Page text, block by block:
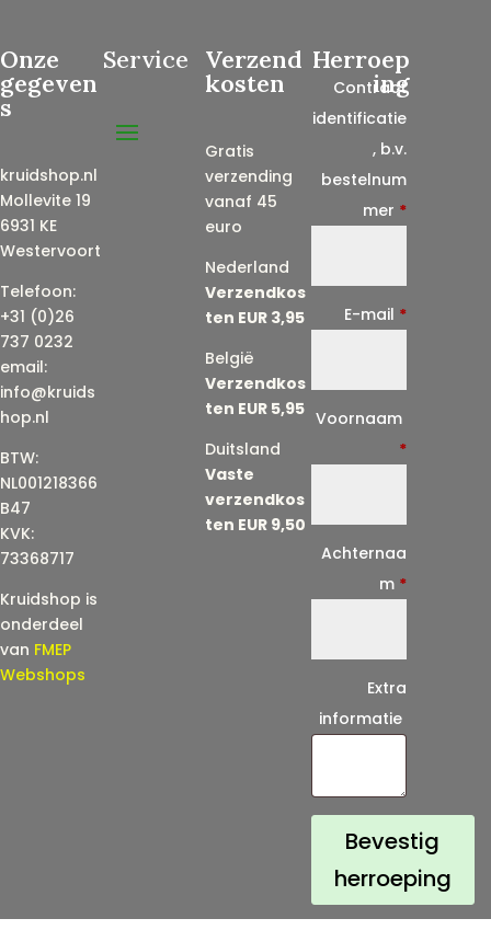
Onze
gegeven
s
kruidshop.nl
Mollevite 19
6931 KE
Westervoort
Telefoon:
+31 (0)26
737 0232
email:
info@kruids
hop.nl
BTW:
NL001218366
B47
KVK:
73368717
Kruidshop is
onderdeel
van FMEP
Webshops
Service Verzend
kosten
Gratis
verzending
vanaf 45
euro
Nederland
Verzendkos
ten EUR 3,95
België
Verzendkos
ten EUR 5,95
Duitsland
Vaste
verzendkos
ten EUR 9,50
Herroep
ing
Contract
identificatie
, b.v.
bestelnum
mer *
E-mail *
l
)
*
Voornaam
*
Achternaa
m *
Extra
informatie
Bevestig
herroeping